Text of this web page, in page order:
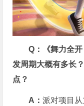
Q：《舞力全
发周期大概有多长
点？
A：派对项目